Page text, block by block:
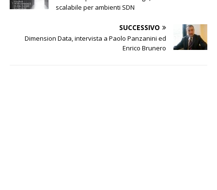
scalabile per ambienti SDN
SUCCESSIVO
Dimension Data, intervista a Paolo Panzanini ed
Enrico Brunero